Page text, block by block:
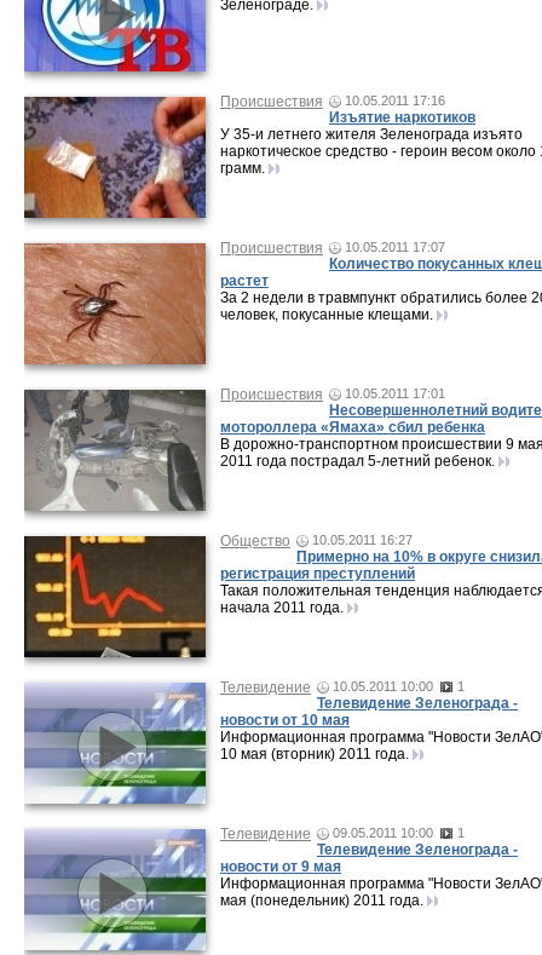
Зеленограде.
Происшествия 10.05.2011 17:16
Изъятие наркотиков
У 35-и летнего жителя Зеленограда изъято
наркотическое средство - героин весом около
грамм.
Происшествия 10.05.2011 17:07
Количество покусанных
растет
За 2 недели в травмпункт обратились более
человек, покусанные клещами.
Происшествия 10.05.2011 17:01
Несовершеннолетний
мотороллера «Ямаха» сбил ребенка
В дорожно-транспортном происшествии 9
2011 года пострадал 5-летний ребенок.
Общество 10.05.2011 16:27
Примерно на 10% в округе
регистрация преступлений
Такая положительная тенденция
начала 2011 года.
Телевидение 10.05.2011 10:00 1
Телевидение Зеленограда -
новости от 10 мая
Информационная программа "Новости
10 мая (вторник) 2011 года.
Телевидение 09.05.2011 10:00 1
Телевидение Зеленограда -
новости от 9 мая
Информационная программа "Новости
мая (понедельник) 2011 года.